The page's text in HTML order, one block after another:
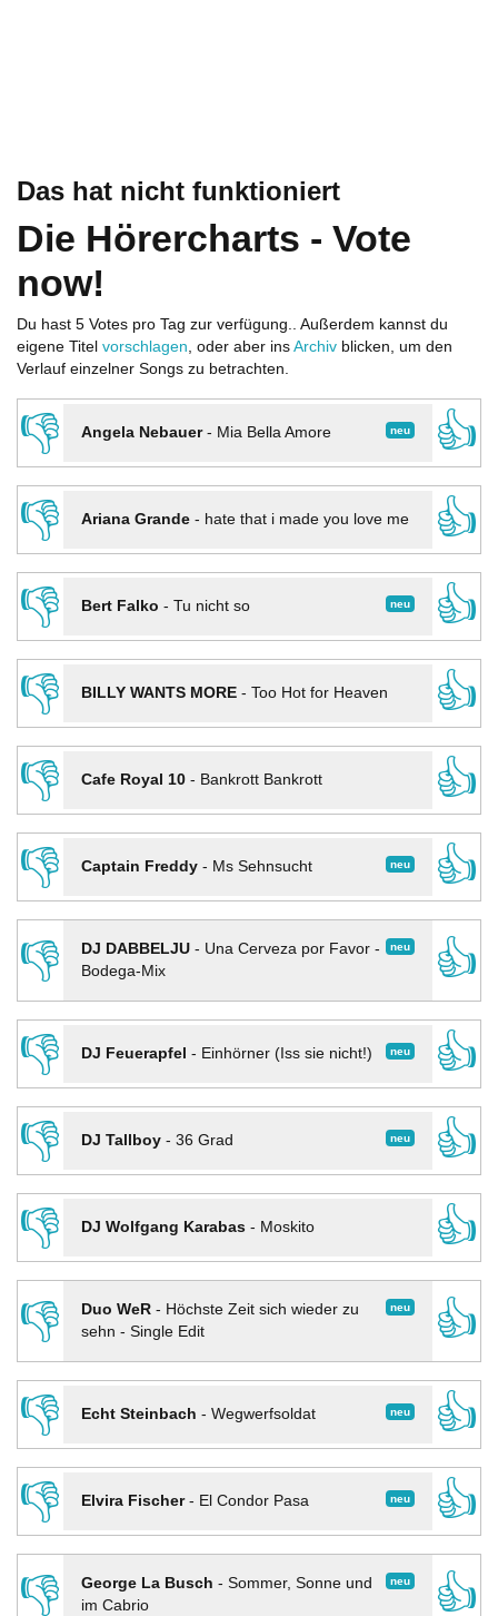
Das hat nicht funktioniert
Die Hörercharts - Vote
now!
Du hast 5 Votes pro Tag zur verfügung.. Außerdem kannst du
eigene Titel vorschlagen, oder aber ins Archiv blicken, um den
Verlauf einzelner Songs zu betrachten.
👎 neu
Angela Nebauer- Mia Bella Amore
👍
👎
Ariana Grande- hate that i made you love me
👍
👎
neu
Bert Falko - Tu nicht so
👍
👎
BILLY WANTS MORE- Too Hot for Heaven
👍
👎
Cafe Royal 10- Bankrott Bankrott
👍
👎
neu
Captain Freddy- Ms Sehnsucht
👍
👎
neu
DJ DABBELJU- Una Cerveza por Favor -
Bodega-Mix
👍
👎
neu
DJ Feuerapfel - Einhörner (Iss sie nicht!)
👍
👎
neu
DJ Tallboy- 36 Grad
👍
👎
DJ Wolfgang Karabas- Moskito
👍
👎
neu
Duo WeR- Höchste Zeit sich wieder zu
sehn - Single Edit
👍
👎
neu
Echt Steinbach - Wegwerfsoldat
👍
👎
neu
Elvira Fischer- El Condor Pasa
👍
👎
neu
George La Busch - Sommer, Sonne und
im Cabrio
👍